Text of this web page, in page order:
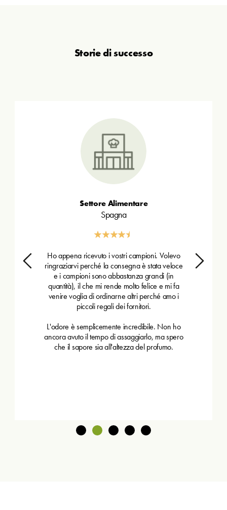
Storie di successo
Ho appena ricevuto i vostri campioni. Volevo
ringraziarvi perché la consegna è stata veloce
e i campioni sono abbastanza grandi (in
quantità), il che mi rende molto felice e mi fa
venire voglia di ordinarne altri perché amo i
piccoli regali dei fornitori.
L'odore è semplicemente incredibile. Non ho
ancora avuto il tempo di assaggiarlo, ma spero
che il sapore sia all'altezza del profumo.
Settore Alimentare
Spagna